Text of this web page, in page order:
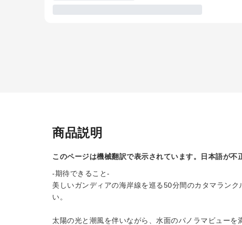
商品説明
このページは機械翻訳で表示されています。日本語が不
-期待できること-
美しいガンディアの海岸線を巡る50分間のカタマラン
い。
太陽の光と潮風を伴いながら、水面のパノラマビューを